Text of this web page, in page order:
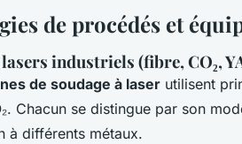
de procédés et
lasers industriels (fibre, CO₂,
de soudage à laser utilisent
Chacun se distingue par son
à différents métaux.